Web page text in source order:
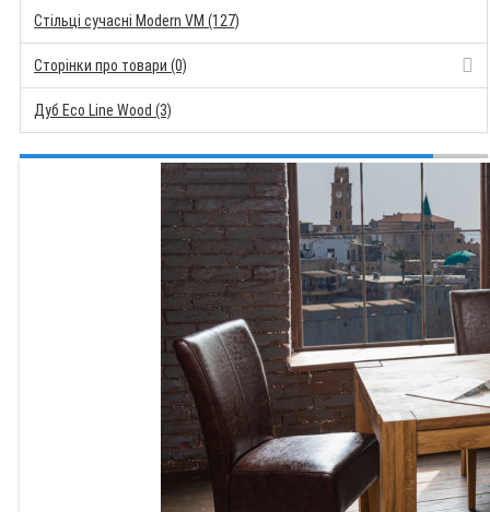
Стільці сучасні Modern VM (127)
Сторінки про товари (0)
Дуб Eco Line Wood (3)